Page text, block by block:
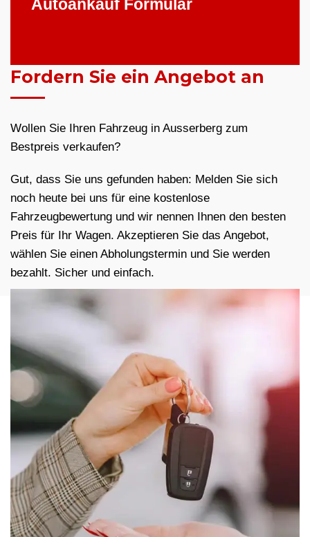
Autoankauf Formular
Fordern Sie ein Angebot an
Wollen Sie Ihren Fahrzeug in Ausserberg zum
Bestpreis verkaufen?
Gut, dass Sie uns gefunden haben: Melden Sie sich
noch heute bei uns für eine kostenlose
Fahrzeugbewertung und wir nennen Ihnen den besten
Preis für Ihr Wagen. Akzeptieren Sie das Angebot,
wählen Sie einen Abholungstermin und Sie werden
bezahlt. Sicher und einfach.